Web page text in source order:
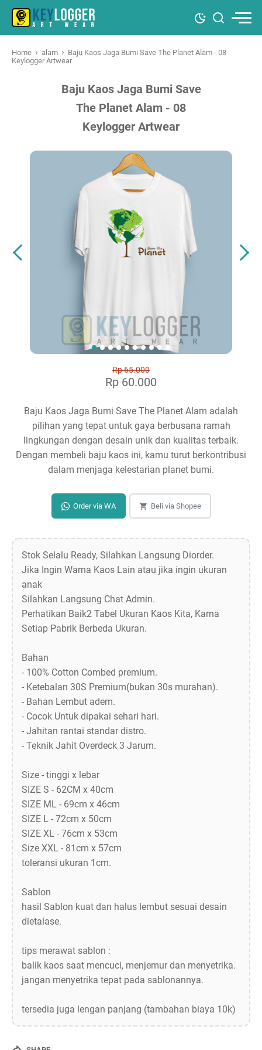
Home › alam › Baju Kaos Jaga Bumi Save The Planet Alam - 08
Keylogger Artwear
Baju Kaos Jaga Bumi Save
The Planet Alam - 08
Keylogger Artwear
Rp 65.000
Rp 60.000
Baju Kaos Jaga Bumi Save The Planet Alam adalah
pilihan yang tepat untuk gaya berbusana ramah
lingkungan dengan desain unik dan kualitas terbaik.
Dengan membeli baju kaos ini, kamu turut berkontribusi
dalam menjaga kelestarian planet bumi.
Order via WA Beli via Shopee
Stok Selalu Ready, Silahkan Langsung Diorder.
Jika Ingin Warna Kaos Lain atau jika ingin ukuran
anak
Silahkan Langsung Chat Admin.
Perhatikan Baik2 Tabel Ukuran Kaos Kita, Karna
Setiap Pabrik Berbeda Ukuran.
Bahan
- 100% Cotton Combed premium.
- Ketebalan 30S Premium(bukan 30s murahan).
- Bahan Lembut adem.
- Cocok Untuk dipakai sehari hari.
- Jahitan rantai standar distro.
- Teknik Jahit Overdeck 3 Jarum.
Size - tinggi x lebar
SIZE S - 62CM x 40cm
SIZE ML - 69cm x 46cm
SIZE L - 72cm x 50cm
SIZE XL - 76cm x 53cm
Size XXL - 81cm x 57cm
toleransi ukuran 1cm.
Sablon
hasil Sablon kuat dan halus lembut sesuai desain
dietalase.
tips merawat sablon :
balik kaos saat mencuci, menjemur dan menyetrika.
jangan menyetrika tepat pada sablonannya.
tersedia juga lengan panjang (tambahan biaya 10k)